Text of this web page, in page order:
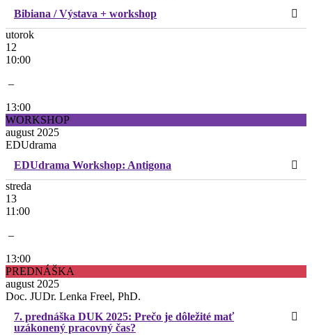
Bibiana / Výstava + workshop
utorok
12
10:00
–
13:00
WORKSHOP
august 2025
EDUdrama
EDUdrama Workshop: Antigona
streda
13
11:00
–
13:00
PREDNÁŠKA
august 2025
Doc. JUDr. Lenka Freel, PhD.
7. prednáška DUK 2025: Prečo je dôležité mať
uzákonený pracovný čas?